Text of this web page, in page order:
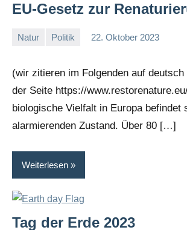
EU-Gesetz zur
Natur Politik 22. Oktober 2023
(wir zitieren im Folgenden auf
der Seite https://
biologische Vielfalt in Europa befindet
alarmierenden Zustand. Über 80 […]
Weiterlesen
Tag der Erde 2023